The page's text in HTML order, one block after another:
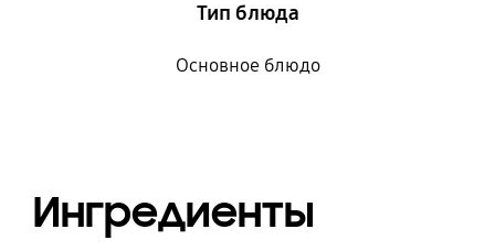
Тип блюда
Основное блюдо
Ингредиенты